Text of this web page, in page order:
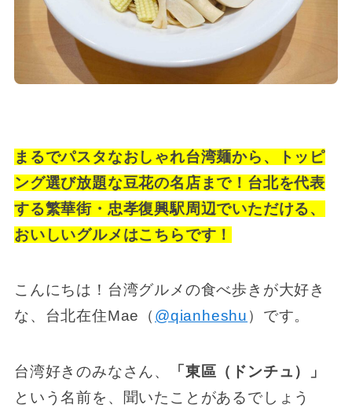
まるでパスタなおしゃれ台湾麺から、トッピ
ング選び放題な豆花の名店まで！台北を代表
する繁華街・忠孝復興駅周辺でいただける、
おいしいグルメはこちらです！
こんにちは！台湾グルメの食べ歩きが大好き
な、台北在住Mae（ @qianheshu ）です。
台湾好きのみなさん、
「東區（ドンチュ）」
という名前を、聞いたことがあるでしょう